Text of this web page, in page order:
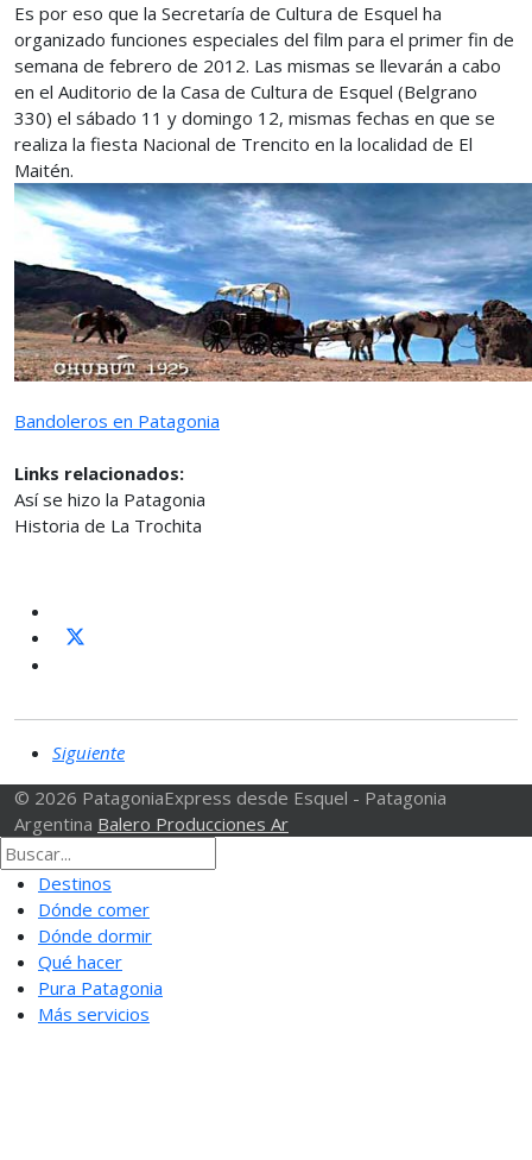
Es por eso que la Secretaría de Cultura de Esquel ha
organizado funciones especiales del film para el primer fin de
semana de febrero de 2012. Las mismas se llevarán a cabo
en el Auditorio de la Casa de Cultura de Esquel (Belgrano
330) el sábado 11 y domingo 12, mismas fechas en que se
realiza la fiesta Nacional de Trencito en la localidad de El
Maitén.
Bandoleros en Patagonia
Links relacionados:
Así se hizo la Patagonia
Historia de La Trochita
Siguiente
© 2026 PatagoniaExpress desde Esquel - Patagonia
Argentina Balero Producciones Ar
Destinos
Dónde comer
Dónde dormir
Qué hacer
Pura Patagonia
Más servicios